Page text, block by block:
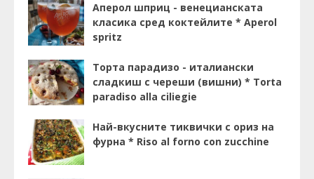
Аперол шприц - венецианската
класика сред коктейлите * Aperol
spritz
Торта парадизо - италиански
сладкиш с череши (вишни) * Torta
paradiso alla ciliegie
Най-вкусните тиквички с ориз на
фурна * Riso al forno con zucchine